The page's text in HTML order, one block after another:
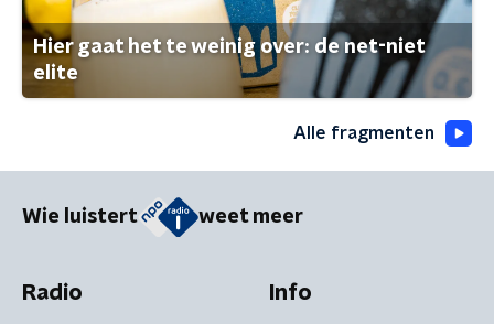
Hier gaat het te weinig over: de net-niet
elite
Alle fragmenten
Wie luistert weet meer
Radio Info